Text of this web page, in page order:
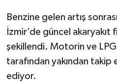
Benzine gelen artış
İzmir’de güncel akaryakıt
şekillendi. Motorin ve
tarafından yakından
ediyor.